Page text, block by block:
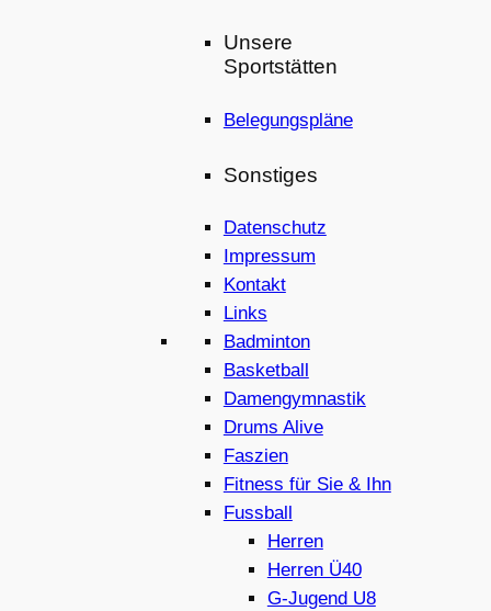
Unsere
Sportstätten
Belegungspläne
Sonstiges
Datenschutz
Impressum
Kontakt
Links
Badminton
Basketball
Damengymnastik
Drums Alive
Faszien
Fitness für Sie & Ihn
Fussball
Herren
Herren Ü40
G-Jugend U8